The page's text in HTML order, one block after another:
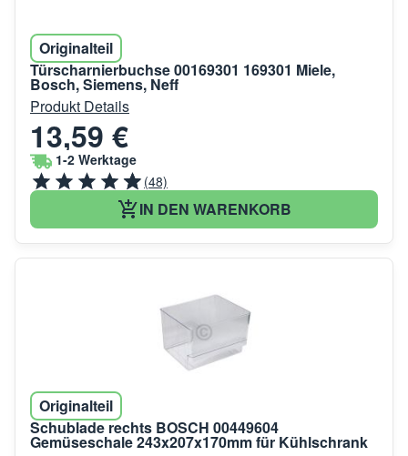
Originalteil
Türscharnierbuchse 00169301 169301 Miele,
Bosch, Siemens, Neff
Produkt Details
13,59 €
1-2 Werktage
(48)
IN DEN WARENKORB
Originalteil
Schublade rechts BOSCH 00449604
Gemüseschale 243x207x170mm für Kühlschrank